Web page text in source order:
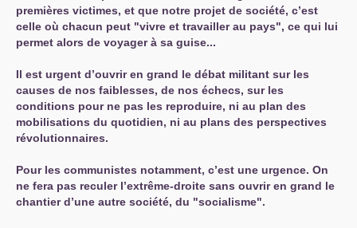
premières victimes, et que notre projet de société, c’est
celle où chacun peut "vivre et travailler au pays", ce qui lui
permet alors de voyager à sa guise...
Il est urgent d’ouvrir en grand le débat militant sur les
causes de nos faiblesses, de nos échecs, sur les
conditions pour ne pas les reproduire, ni au plan des
mobilisations du quotidien, ni au plans des perspectives
révolutionnaires.
Pour les communistes notamment, c’est une urgence. On
ne fera pas reculer l’extrême-droite sans ouvrir en grand le
chantier d’une autre société, du "socialisme".